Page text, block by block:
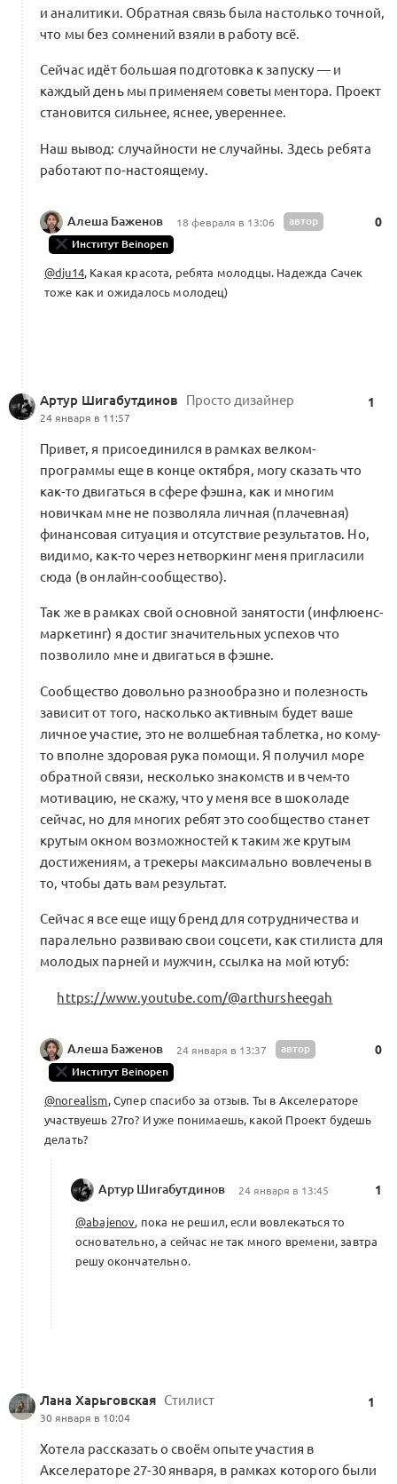
Балансировка Траектория бренда
уровня M (RLTR)
AI-оптимизация / Индустриальный ИИ
Траектория (TR) маркам М
Анализ
траектории Minidino
AI-оптимизация / Индустриальный ИИ
2 комментария
и аналитики. Обратная связь была настолько точной,
что мы без сомнений взяли в работу всё.
Сейчас идёт большая подготовка к запуску — и
каждый день мы применяем советы ментора. Проект
становится сильнее, яснее, увереннее.
Наш вывод: случайности не случайны. Здесь ребята
работают по‑настоящему.
Алеша Баженов 18 февраля в 13:06
автор
Институт Beinopen
0
@dju14, Какая красота, ребята молодцы. Надежда Сачек
тоже как и ожидалось молодец)
Артур Шигабутдинов Просто дизайнер
24 января в 11:57
1
Привет, я присоединился в рамках велком-
программы еще в конце октября, могу сказать что
как-то двигаться в сфере фэшна, как и многим
новичкам мне не позволяла личная (плачевная)
финансовая ситуация и отсутствие результатов. Но,
видимо, как-то через нетворкинг меня пригласили
сюда (в онлайн-сообщество).
Так же в рамках свой основной занятости (инфлюенс-
маркетинг) я достиг значительных успехов что
позволило мне и двигаться в фэшне.
Сообщество довольно разнообразно и полезность
зависит от того, насколько активным будет ваше
личное участие, это не волшебная таблетка, но кому-
то вполне здоровая рука помощи. Я получил море
обратной связи, несколько знакомств и в чем-то
мотивацию, не скажу, что у меня все в шоколаде
сейчас, но для многих ребят это сообщество станет
крутым окном возможностей к таким же крутым
достижениям, а трекеры максимально вовлечены в
то, чтобы дать вам результат.
Сейчас я все еще ищу бренд для сотрудничества и
паралельно развиваю свои соцсети, как стилиста для
молодых парней и мужчин, ссылка на мой ютуб:
https://www.youtube.com/@arthursheegah
Алеша Баженов 24 января в 13:37
автор
Институт Beinopen
0
@norealism, Супер спасибо за отзыв. Ты в Акселераторе
участвуешь 27го? И уже понимаешь, какой Проект будешь
делать?
Артур Шигабутдинов 24 января в 13:45 1
@abajenov, пока не решил, если вовлекаться то
основательно, а сейчас не так много времени, завтра
решу окончательно.
Лана Харьговская Стилист
30 января в 10:04
1
Хотела рассказать о своём опыте участия в
Акселераторе 27-30 января, в рамках которого были